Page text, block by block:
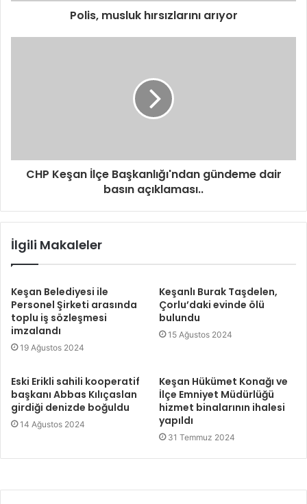
Polis, musluk hırsızlarını arıyor
CHP Keşan İlçe Başkanlığı'ndan gündeme dair
basın açıklaması..
İlgili Makaleler
Keşan Belediyesi ile
Personel Şirketi arasında
toplu iş sözleşmesi
imzalandı
19 Ağustos 2024
Keşanlı Burak Taşdelen,
Çorlu’daki evinde ölü
bulundu
15 Ağustos 2024
Eski Erikli sahili kooperatif
başkanı Abbas Kılıçaslan
girdiği denizde boğuldu
14 Ağustos 2024
Keşan Hükümet Konağı ve
İlçe Emniyet Müdürlüğü
hizmet binalarının ihalesi
yapıldı
31 Temmuz 2024